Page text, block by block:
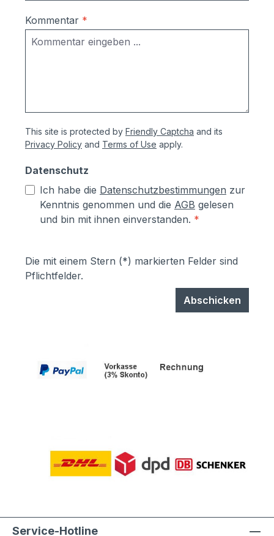
folgende Vorteile: ideal für Umbau und
Renovierung, da vorhandene Leitungen
weiter genutzt werden können (2-Draht-
de/ Sollten Sie zusätzliche
Türsationen benötigen, können Sie diese
Türstation für Video-
Sprechanlagen mitbestellen: hier klicken.
Sie möchten eine andere Videoanlage
einbauen? Kein Problem. Teilen Sie uns
uns.
Korrosionsschutzmaßnahmen (Angaben
sendzimierverzinktem Stahl (verfombar
sendzimirverzinktem Stahl werden vor
dem Pulverbeschichten Eisen-
lösungsmittelfreie Pulverlackierung (z.T.
auch Kunststoffbeschichtung genannt) mit
Stärke der Pulverbeschichtung
mindestens ca. 70 µm Produktservice:-
Kommentar *
This site is protected by Friendly Captcha and its
Privacy Policy and Terms of Use apply.
Datenschutz
Ich habe die Datenschutzbestimmungen zur
Kenntnis genommen und die AGB gelesen
und bin mit ihnen einverstanden. *
Die mit einem Stern (*) markierten Felder sind
Pflichtfelder.
Abschicken
Service-Hotline